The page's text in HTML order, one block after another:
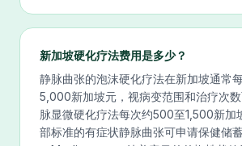
新加坡硬化疗法费用是多少？
静脉曲张的泡沫硬化疗法在新加坡通常
5,000新加坡元，视病变范围和治疗次
脉显微硬化疗法每次约500至1,500新加
部标准的有症状静脉曲张可申请保健储